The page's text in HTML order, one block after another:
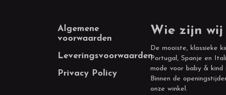
Footer
Algemene
voorwaarden
Leveringsvoorwaarden
Privacy Policy
Wie zijn wij
De mooiste, klassieke
Portugal, Spanje en
mode voor baby & kind
Binnen de
onze winkel.